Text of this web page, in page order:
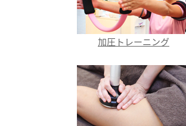
加圧トレーニング